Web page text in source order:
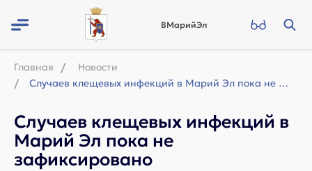
ВМарийЭл
Главная
Новости
Случаев клещевых инфекций в Марий Эл пока не зафиксировано
Случаев клещевых инфекций в
Марий Эл пока не
зафиксировано